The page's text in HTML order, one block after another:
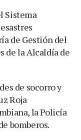
Sistema
de Gestión del
de la Alcaldía de
de socorro y
Roja
la Policía
bomberos.